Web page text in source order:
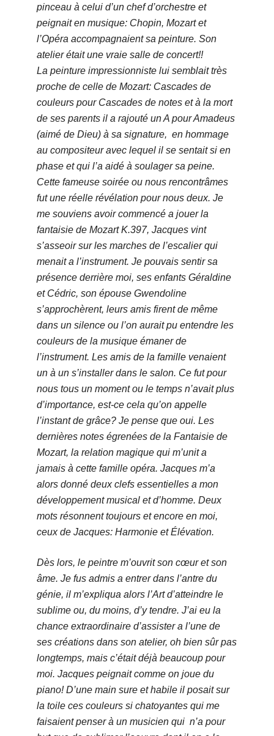
pinceau à celui d’un chef d’orchestre et
peignait en musique: Chopin, Mozart et
l’Opéra accompagnaient sa peinture. Son
atelier était une vraie salle de concert!!
La peinture impressionniste lui semblait très
proche de celle de Mozart: Cascades de
couleurs pour Cascades de notes et à la mort
de ses parents il a rajouté un A pour Amadeus
(aimé de Dieu) à sa signature, en hommage
au compositeur avec lequel il se sentait si en
phase et qui l’a aidé à soulager sa peine.
Cette fameuse soirée ou nous rencontrâmes
fut une réelle révélation pour nous deux. Je
me souviens avoir commencé a jouer la
fantaisie de Mozart K.397, Jacques vint
s’asseoir sur les marches de l’escalier qui
menait a l’instrument. Je pouvais sentir sa
présence derrière moi, ses enfants Géraldine
et Cédric, son épouse Gwendoline
s’approchèrent, leurs amis firent de même
dans un silence ou l’on aurait pu entendre les
couleurs de la musique émaner de
l’instrument. Les amis de la famille venaient
un à un s’installer dans le salon. Ce fut pour
nous tous un moment ou le temps n’avait plus
d’importance, est-ce cela qu’on appelle
l’instant de grâce? Je pense que oui. Les
dernières notes égrenées de la Fantaisie de
Mozart, la relation magique qui m’unit a
jamais à cette famille opéra. Jacques m’a
alors donné deux clefs essentielles a mon
développement musical et d’homme. Deux
mots résonnent toujours et encore en moi,
ceux de Jacques: Harmonie et Élévation.
Dès lors, le peintre m’ouvrit son cœur et son
âme. Je fus admis a entrer dans l’antre du
génie, il m’expliqua alors l’Art d’atteindre le
sublime ou, du moins, d’y tendre. J’ai eu la
chance extraordinaire d’assister a l’une de
ses créations dans son atelier, oh bien sûr pas
longtemps, mais c’était déjà beaucoup pour
moi. Jacques peignait comme on joue du
piano! D’une main sure et habile il posait sur
la toile ces couleurs si chatoyantes qui me
faisaient penser à un musicien qui n’a pour